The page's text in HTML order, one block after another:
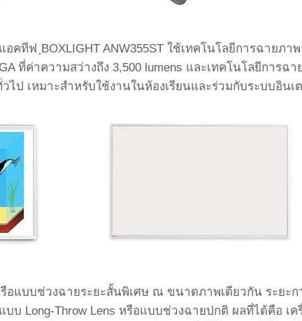
อคทีฟ ฺBOXLIGHT ANW355ST ใช้เทคโนโลยีการฉายภ
ที่ค่าความสว่างถึง 3,500 lumens และเทคโนโลยีการฉา
ไป เหมาะสำหรับใช้งานในห้องเรียนและร่วมกับระบบอินเ
อแบบช่วงฉายระยะสั้นพิเศษ ณ ขนาดภาพเดียวกัน ระยะก
บบ Long-Throw Lens หรือแบบช่วงฉายปกติ ผลที่ได้คือ เ